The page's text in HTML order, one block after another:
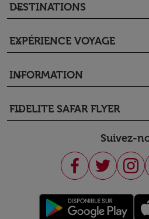
DESTINATIONS
keyboard_arrow_down
EXPÉRIENCE VOYAGE
keyboard_arrow_down
INFORMATION
keyboard_arrow_down
FIDELITE SAFAR FLYER
keyboard_arrow_down
Suivez-